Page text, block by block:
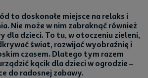
to doskonałe miejsce na relaks i
Nie może w nim zabraknąć również
dla dzieci. To tu, w otoczeniu zieleni,
świat, rozwijać wyobraźnię i
czasem. Dlatego tym razem
kącik dla dzieci w ogrodzie –
do radosnej zabawy.